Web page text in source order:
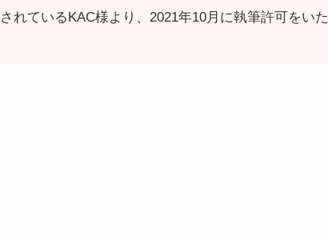
れているKAC様より、2021年10月に執筆許可をいた